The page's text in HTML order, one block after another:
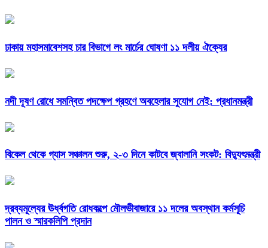
ঢাকায় মহাসমাবেশসহ চার বিভাগে লং মার্চের ঘোষণা ১১ দলীয় ঐক্যের
নদী দূষণ রোধে সমন্বিত পদক্ষেপ গ্রহণে অবহেলার সুযোগ নেই: প্রধানমন্ত্রী
বিকেল থেকে গ্যাস সঞ্চালন শুরু, ২-৩ দিনে কাটবে জ্বালানি সংকট: বিদ্যুৎমন্ত্রী
দ্রব্যমূল্যের ঊর্ধ্বগতি রোধকল্পে মৌলভীবাজারে ১১ দলের অবস্থান কর্মসূচি
পালন ও স্মারকলিপি প্রদান